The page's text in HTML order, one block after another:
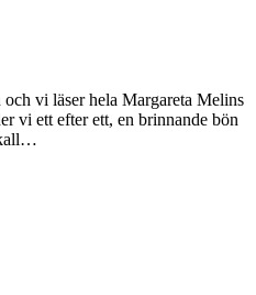
vi läser hela Margareta Melins
vi ett efter ett, en brinnande bön